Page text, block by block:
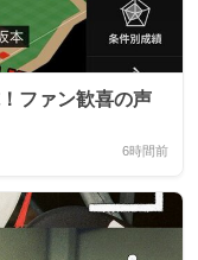
ファン歓喜の声
6時間前